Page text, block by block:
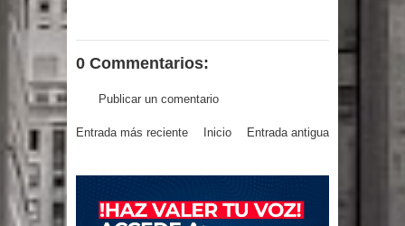
0 Commentarios:
Publicar un comentario
Entrada más reciente Entrada antigua
Inicio